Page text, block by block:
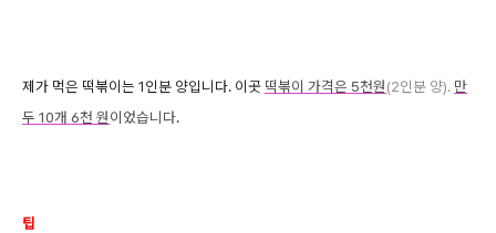
제가 먹은 떡볶이는 1인분 양입니다. 이곳 떡볶이 가격은 5천원(2인분 양). 만
두 10개 6천 원이었습니다.
팁